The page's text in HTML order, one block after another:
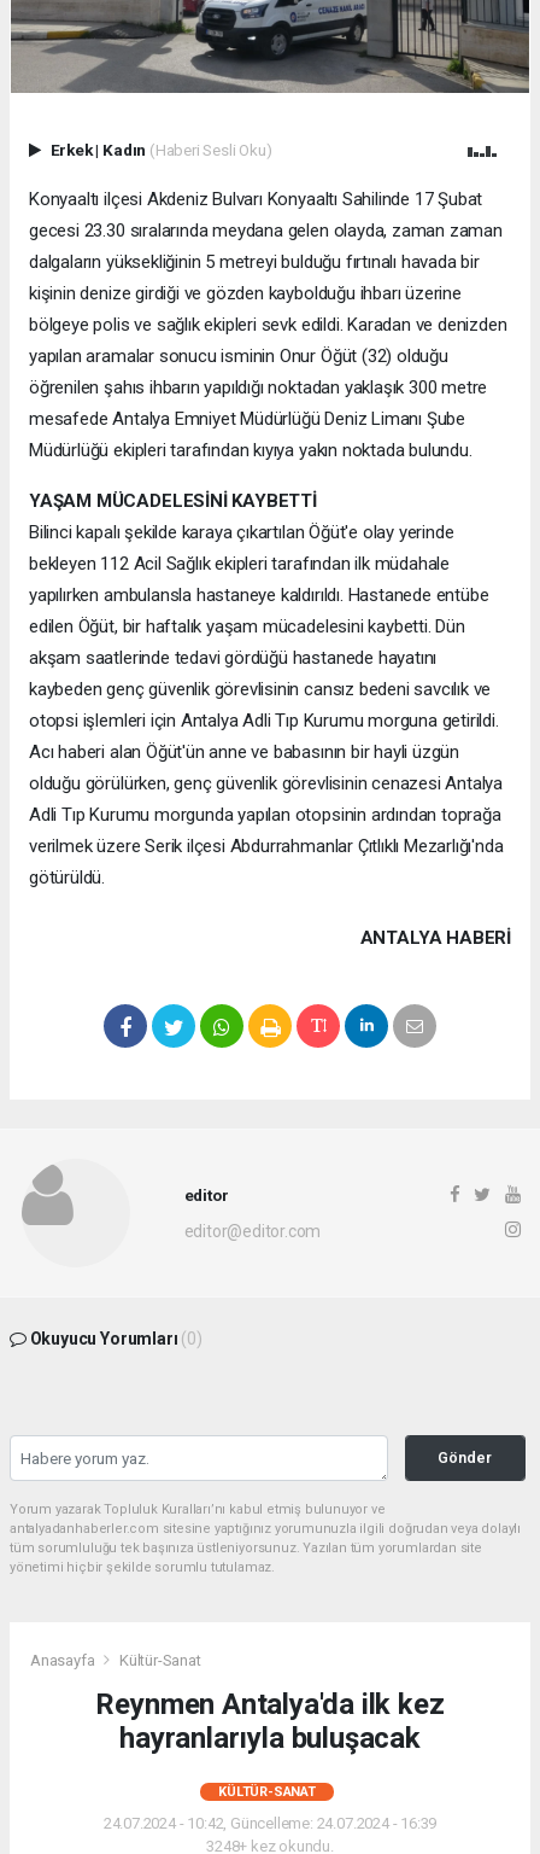
Erkek| Kadın (Haberi Sesli Oku)
Konyaaltı ilçesi Akdeniz Bulvarı Konyaaltı Sahilinde 17 Şubat
gecesi 23.30 sıralarında meydana gelen olayda, zaman zaman
dalgaların yüksekliğinin 5 metreyi bulduğu fırtınalı havada bir
kişinin denize girdiği ve gözden kaybolduğu ihbarı üzerine
bölgeye polis ve sağlık ekipleri sevk edildi. Karadan ve denizden
yapılan aramalar sonucu isminin Onur Öğüt (32) olduğu
öğrenilen şahıs ihbarın yapıldığı noktadan yaklaşık 300 metre
mesafede Antalya Emniyet Müdürlüğü Deniz Limanı Şube
Müdürlüğü ekipleri tarafından kıyıya yakın noktada bulundu.
YAŞAM MÜCADELESİNİ KAYBETTİ
Bilinci kapalı şekilde karaya çıkartılan Öğüt'e olay yerinde
bekleyen 112 Acil Sağlık ekipleri tarafından ilk müdahale
yapılırken ambulansla hastaneye kaldırıldı. Hastanede entübe
edilen Öğüt, bir haftalık yaşam mücadelesini kaybetti. Dün
akşam saatlerinde tedavi gördüğü hastanede hayatını
kaybeden genç güvenlik görevlisinin cansız bedeni savcılık ve
otopsi işlemleri için Antalya Adli Tıp Kurumu morguna getirildi.
Acı haberi alan Öğüt'ün anne ve babasının bir hayli üzgün
olduğu görülürken, genç güvenlik görevlisinin cenazesi Antalya
Adli Tıp Kurumu morgunda yapılan otopsinin ardından toprağa
verilmek üzere Serik ilçesi Abdurrahmanlar Çıtlıklı Mezarlığı'nda
götürüldü.
ANTALYA HABERİ
editor
editor@editor.com
Okuyucu Yorumları (0)
Gönder
Yorum yazarak Topluluk Kuralları’nı kabul etmiş bulunuyor ve
antalyadanhaberler.com sitesine yaptığınız yorumunuzla ilgili doğrudan veya dolaylı
tüm sorumluluğu tek başınıza üstleniyorsunuz. Yazılan tüm yorumlardan site
yönetimi hiçbir şekilde sorumlu tutulamaz.
Anasayfa Kültür-Sanat
Reynmen Antalya'da ilk kez
hayranlarıyla buluşacak
KÜLTÜR-SANAT
24.07.2024 - 10:42, Güncelleme: 24.07.2024 - 16:39
3248+ kez okundu.